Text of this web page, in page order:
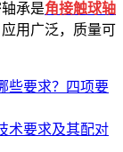
承是角接触球轴
用广泛，质量可
些要求？四项要
术要求及其配对